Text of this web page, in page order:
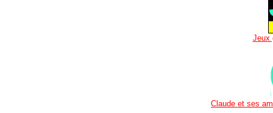
Jeux
Claude et ses